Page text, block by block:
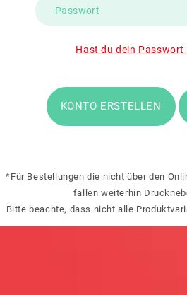
Hast du dein Passwort
KONTO ERSTELLEN
*Für Bestellungen die nicht über den
fallen weiterhin
Bitte beachte, dass nicht alle